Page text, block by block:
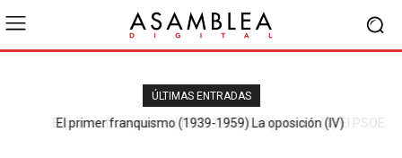
ÚLTIMAS ENTRADAS
El primer franquismo (1939-1959) La oposición (III) El PSOE